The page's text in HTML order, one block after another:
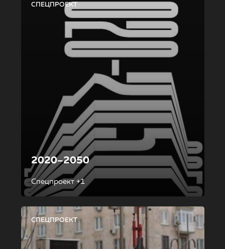
СПЕЦПРОЕКТ
2020–2050
Спецпроект +1
СПЕЦПРОЕКТ